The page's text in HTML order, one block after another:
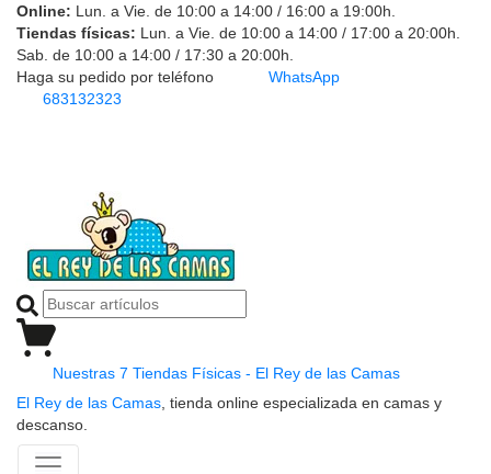
Online: Lun. a Vie. de 10:00 a 14:00 / 16:00 a 19:00h.
Tiendas físicas: Lun. a Vie. de 10:00 a 14:00 / 17:00 a 20:00h.
Sab. de 10:00 a 14:00 / 17:30 a 20:00h.
Haga su pedido por teléfono
683132323
WhatsApp
Nuestras 7 Tiendas Físicas - El Rey de las Camas
El Rey de las Camas , tienda online especializada en camas y
descanso.